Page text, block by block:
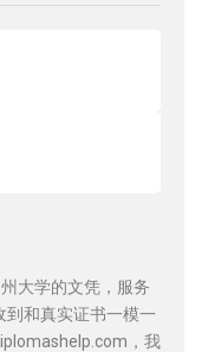
大学的文凭，服务
到和真实证书一模一
，我